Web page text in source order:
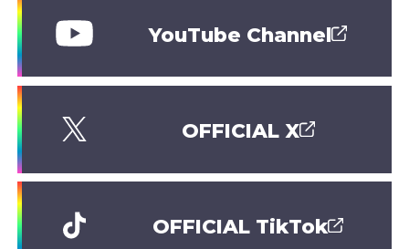
YouTube Channel
OFFICIAL X
OFFICIAL TikTok